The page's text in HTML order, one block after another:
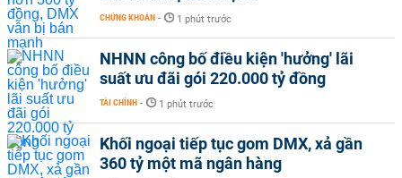
CHỨNG KHOÁN - 1 phút trước
NHNN công bố điều kiện 'hưởng' lãi
suất ưu đãi gói 220.000 tỷ đồng
TÀI CHÍNH - 1 phút trước
Khối ngoại tiếp tục gom DMX, xả gần
360 tỷ một mã ngân hàng